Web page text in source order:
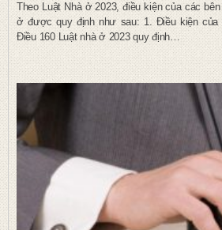
Theo Luật Nhà ở 2023, điều kiện của các
ở được quy định như sau: 1. Điều kiện của
Điều 160 Luật nhà ở 2023 quy định…